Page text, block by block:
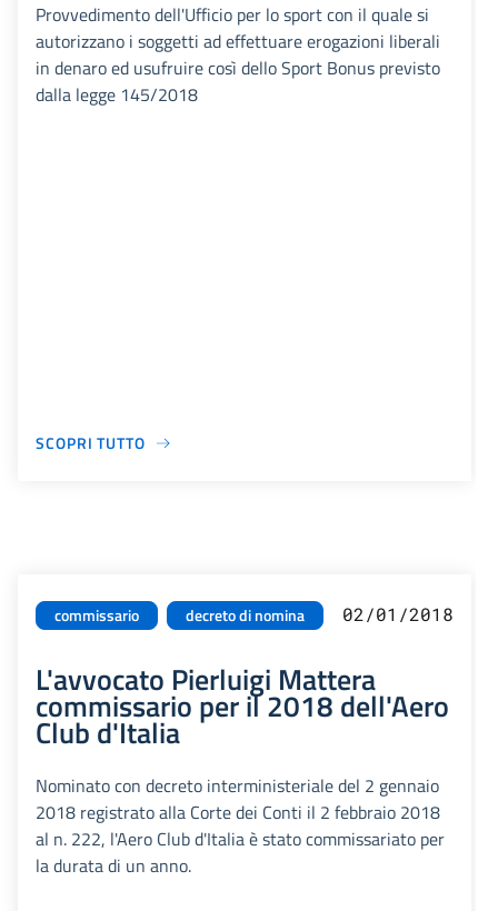
Provvedimento dell'Ufficio per lo sport con il quale si
autorizzano i soggetti ad effettuare erogazioni liberali
in denaro ed usufruire così dello Sport Bonus previsto
dalla legge 145/2018
SCOPRI TUTTO
commissario decreto di nomina 02/01/2018
L'avvocato Pierluigi Mattera
commissario per il 2018 dell'Aero
Club d'Italia
Nominato con decreto interministeriale del 2 gennaio
2018 registrato alla Corte dei Conti il 2 febbraio 2018
al n. 222, l'Aero Club d'Italia è stato commissariato per
la durata di un anno.